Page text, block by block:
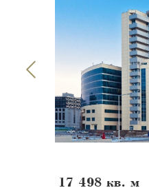
17 498 кв. м